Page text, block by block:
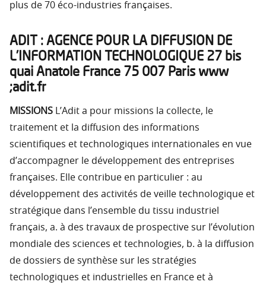
plus de 70 éco-industries françaises.
ADIT : AGENCE POUR LA DIFFUSION DE
L’INFORMATION TECHNOLOGIQUE 27 bis
quai Anatole France 75 007 Paris www
;adit.fr
MISSIONS L’Adit a pour missions la collecte, le
traitement et la diffusion des informations
scientifiques et technologiques internationales en vue
d’accompagner le développement des entreprises
françaises. Elle contribue en particulier : au
développement des activités de veille technologique et
stratégique dans l’ensemble du tissu industriel
français, a. à des travaux de prospective sur l’évolution
mondiale des sciences et technologies, b. à la diffusion
de dossiers de synthèse sur les stratégies
technologiques et industrielles en France et à